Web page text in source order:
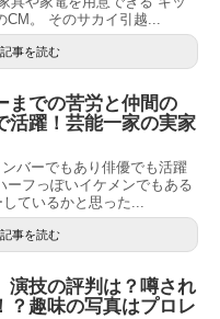
CM。 そのサカイ引越...
記事を読む
までの苦労と仲間の
躍！芸能一家の実家
バーでもあり俳優でも活躍
ーフっぽいイケメンでもある
ているかと思った...
記事を読む
技の評判は？噂され
？趣味の写真はプロレ